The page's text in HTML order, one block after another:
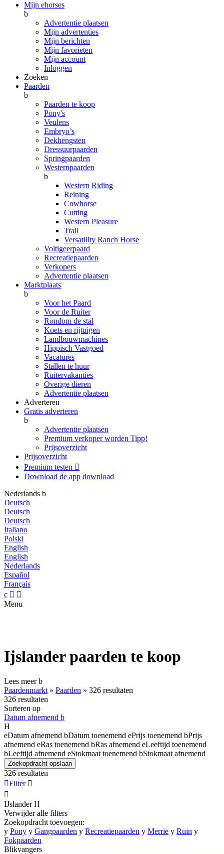
Mijn ehorses
b
Advertentie plaatsen
Mijn advertenties
Mijn berichten
Mijn favorieten
Mijn account
Inloggen
Zoeken
Paarden
b
Paarden te koop
Pony's
Veulens
Embryo’s
Dekhengsten
Dressuurpaarden
Springpaarden
Westernpaarden
b
Western Riding
Reining
Cowhorse
Cutting
Western Pleasure
Trail
Versatility Ranch Horse
Voltigeerpaard
Recreatiepaarden
Verkopers
Advertentie plaatsen
Marktplaats
b
Voor het Paard
Voor de Ruiter
Rondom de stal
Koets en rijtuigen
Landbouwmachines
Hippisch Vastgoed
Vacatures
Stallen te huur
Ruitervakanties
Overige dieren
Advertentie plaatsen
Adverteren
Gratis adverteren
b
Advertentie plaatsen
Premium verkoper worden Tipp!
Prijsoverzicht
Prijsoverzicht
Premium testen 
Download de app download
Nederlands b
Deutsch
Deutsch
Deutsch
Italiano
Polski
English
English
Nederlands
Español
Français
c  
Menu
Ijslander paarden te koop
Lees meerb
Paardenmarkt » Paarden » 326 resultaten
326 resultaten
Sorteren op
Datum afnemend b
H
eDatum afnemend bDatum toenemend ePrijs toenemend bPrijs
afnemend eRas toenemend bRas afnemend eLeeftijd toenemend
bLeeftijd afnemend eStokmaat toenemend bStokmaat afnemend
Zoekopdracht opslaan
326 resultaten
Filter 

IJslander H
Verwijder alle filters
Zoekopdracht toevoegen:
y Pony y Gangpaarden y Recreatiepaarden y Merrie y Ruin y
Fokpaarden
Blikvangers